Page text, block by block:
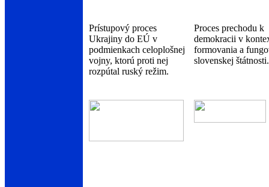
Prístupový proces
Ukrajiny do EÚ v
podmienkach celoplošnej
vojny, ktorú proti nej
rozpútal ruský režim.
Proces prechodu k
demokracii v
formovania a
slovenskej štátnosti.